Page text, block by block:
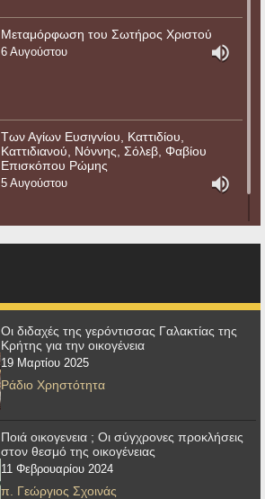
Μεταμόρφωση του Σωτήρος Χριστού
6 Αυγούστου
Των Αγίων Ευσιγνίου, Καττιδίου,
Καττιδιανού, Νόννης, Σόλεβ, Φαβίου
Επισκόπου Ρώμης
5 Αυγούστου
Οι διδαχές της γερόντισσας Γαλακτίας της
Κρήτης για την οικογένεια
19 Μαρτίου 2025
Ράδιο Χρηστότητα
Ποιά οικογενεια ; Οι σύγχρονες προκλήσεις
στον θεσμό της οικογένειας
11 Φεβρουαρίου 2024
π. Γεώργιος Σχοινάς